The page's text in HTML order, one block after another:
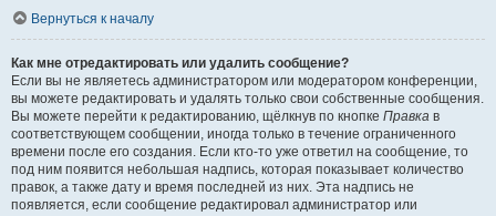
Вернуться к началу
Как мне отредактировать или удалить сообщение?
Если вы не являетесь администратором или модератором конференции,
вы можете редактировать и удалять только свои собственные сообщения.
Вы можете перейти к редактированию, щёлкнув по кнопке Правка в
соответствующем сообщении, иногда только в течение ограниченного
времени после его создания. Если кто-то уже ответил на сообщение, то
под ним появится небольшая надпись, которая показывает количество
правок, а также дату и время последней из них. Эта надпись не
появляется, если сообщение редактировал администратор или